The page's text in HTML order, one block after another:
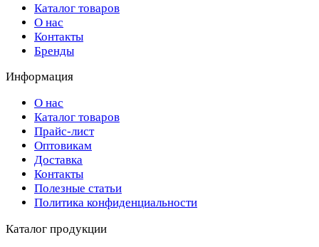
Каталог товаров
О нас
Контакты
Бренды
Информация
О нас
Каталог товаров
Прайс-лист
Оптовикам
Доставка
Контакты
Полезные статьи
Политика конфиденциальности
Каталог продукции